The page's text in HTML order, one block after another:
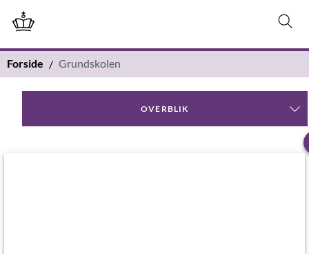
Forside Grundskolen
OVERBLIK